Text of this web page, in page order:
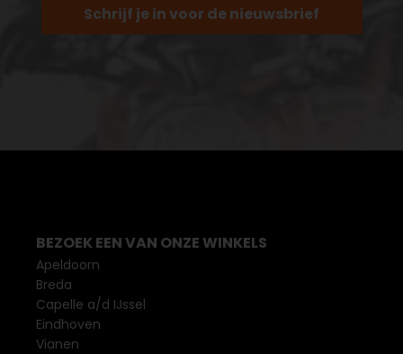
Schrijf je in voor de nieuwsbrief
BEZOEK EEN VAN ONZE WINKELS
Apeldoorn
Breda
Capelle a/d IJssel
Eindhoven
Vianen